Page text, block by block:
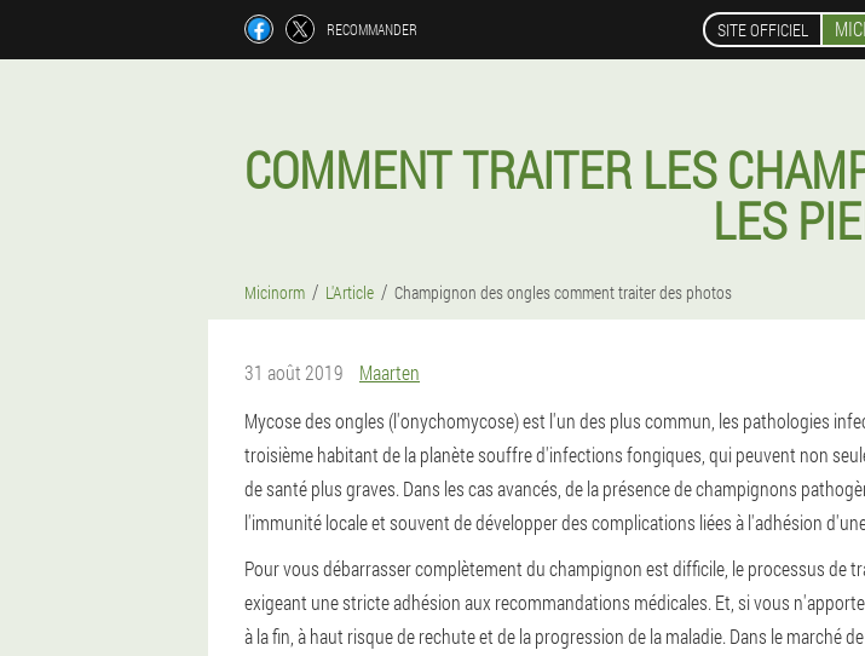
RECOMMANDER SITE OFFICIEL
COMMENT TRAITER LES
LES
Micinorm L'Article Champignon des ongles comment traiter des photos
31 août 2019
Maarten
Mycose des ongles (l'onychomycose) est l'un des plus commun, les pathologies
troisième habitant de la planète souffre d'infections fongiques, qui peuvent non
de santé plus graves. Dans les cas avancés, de la présence de champignons
l'immunité locale et souvent de développer des complications liées à l'adhésion
Pour vous débarrasser complètement du champignon est difficile, le processus de
exigeant une stricte adhésion aux recommandations médicales. Et, si vous
à la fin, à haut risque de rechute et de la progression de la maladie. Dans le marché